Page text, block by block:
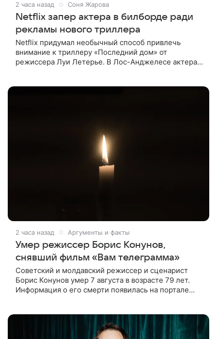
2 часа назад Соня Жарова
Netflix запер актера в билборде ради
рекламы нового триллера
Netflix придумал необычный способ привлечь
внимание к триллеру «Последний дом» от
режиссера Луи Летерье. В Лос-Анджелесе актера
2 часа назад Аргументы и факты
Умер режиссер Борис Конунов,
снявший фильм «Вам телеграмма»
Советский и молдавский режиссер и сценарист
Борис Конунов умер 7 августа в возрасте 79 лет.
Информация о его смерти появилась на портале